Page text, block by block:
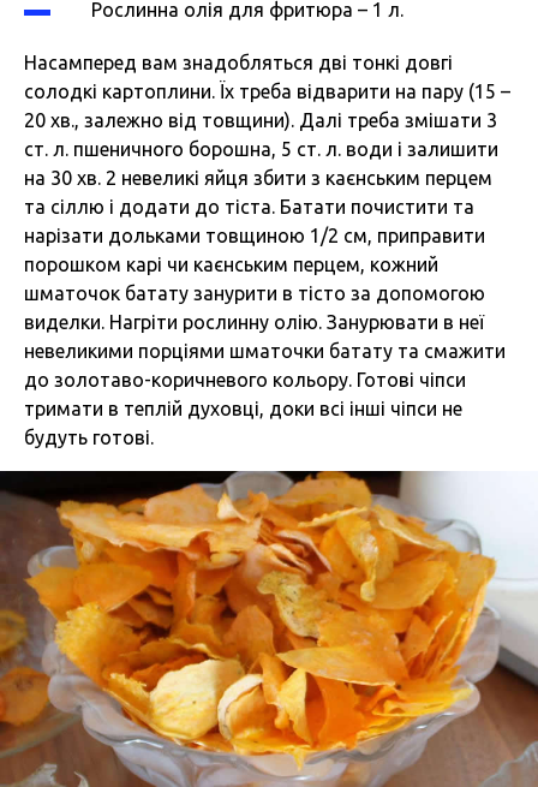
Рослинна олія для фритюра – 1 л.
Насамперед вам знадобляться дві тонкі довгі
солодкі картоплини. Їх треба відварити на пару (15 –
20 хв., залежно від товщини). Далі треба змішати 3
ст. л. пшеничного борошна, 5 ст. л. води і залишити
на 30 хв. 2 невеликі яйця збити з каєнським перцем
та сіллю і додати до тіста. Батати почистити та
нарізати дольками товщиною 1/2 см, приправити
порошком карі чи каєнським перцем, кожний
шматочок батату занурити в тісто за допомогою
виделки. Нагріти рослинну олію. Занурювати в неї
невеликими порціями шматочки батату та смажити
до золотаво-коричневого кольору. Готові чіпси
тримати в теплій духовці, доки всі інші чіпси не
будуть готові.